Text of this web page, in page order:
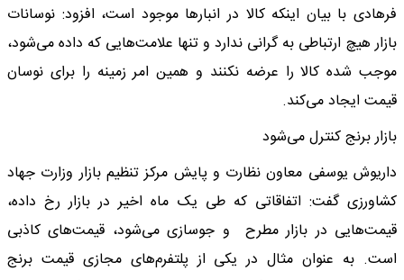
فرهادی با بیان اینکه کالا در انبار‌ها موجود است، افزود: نوسانات
بازار هیچ ارتباطی به گرانی ندارد و تنها علامت‌هایی که داده می‌شود،
موجب شده کالا را عرضه نکنند و همین امر زمینه را برای نوسان
قیمت ایجاد می‌کند.
بازار برنج کنترل می‌شود
داریوش یوسفی معاون نظارت و پایش مرکز تنظیم بازار وزارت جهاد
کشاورزی گفت: اتفاقاتی که طی یک ماه اخیر در بازار رخ داده،
قیمت‌هایی در بازار مطرح و جوسازی می‌شود، قیمت‌های کاذبی
است. به عنوان مثال در یکی از پلتفرم‌های مجازی قیمت برنج